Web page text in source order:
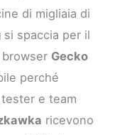
di migliaia di
si spaccia per il
browser Gecko
perché
e team
ricevono